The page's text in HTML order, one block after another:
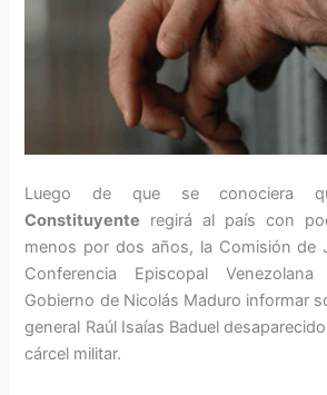
Luego de que se conociera
Constituyente regirá al país con
menos por dos años, la Comisión de
Conferencia Episcopal
Gobierno de Nicolás Maduro informar
general Raúl Isaías Baduel
cárcel militar.